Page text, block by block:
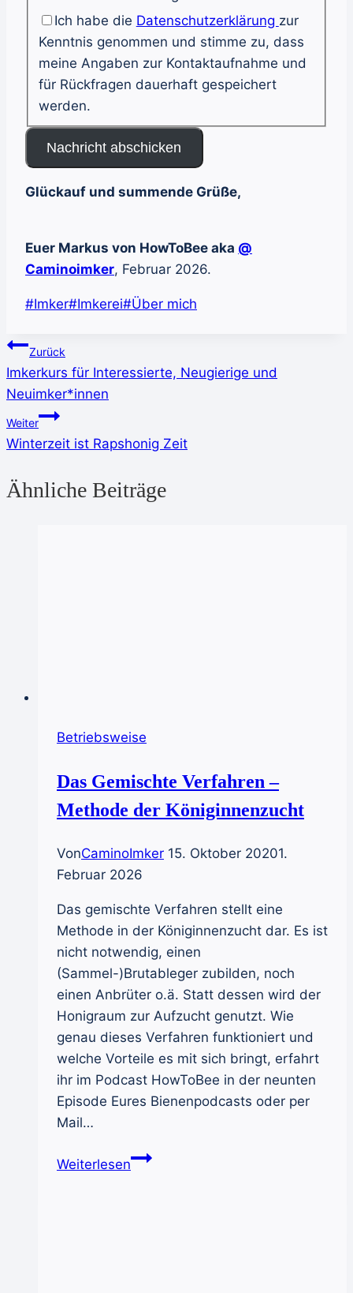
Ich habe die Datenschutzerklärung zur
Kenntnis genommen und stimme zu, dass
meine Angaben zur Kontaktaufnahme und
für Rückfragen dauerhaft gespeichert
werden.
Nachricht abschicken
Glückauf und summende Grüße,
Euer Markus von HowToBee aka @
Caminoimker, Februar 2026.
Schlagworte:
#Imker#Imkerei#Über mich
Beitragsnavigation
Zurück
Imkerkurs für Interessierte, Neugierige und
Neuimker*innen
Weiter
Winterzeit ist Rapshonig Zeit
Ähnliche Beiträge
Betriebsweise
Das Gemischte Verfahren –
Methode der Königinnenzucht
VonCaminoImker 15. Oktober 20201.
Februar 2026
Das gemischte Verfahren stellt eine
Methode in der Königinnenzucht dar. Es ist
nicht notwendig, einen
(Sammel-)Brutableger zubilden, noch
einen Anbrüter o.ä. Statt dessen wird der
Honigraum zur Aufzucht genutzt. Wie
genau dieses Verfahren funktioniert und
welche Vorteile es mit sich bringt, erfahrt
ihr im Podcast HowToBee in der neunten
Episode Eures Bienenpodcasts oder per
Mail…
WeiterlesenDas